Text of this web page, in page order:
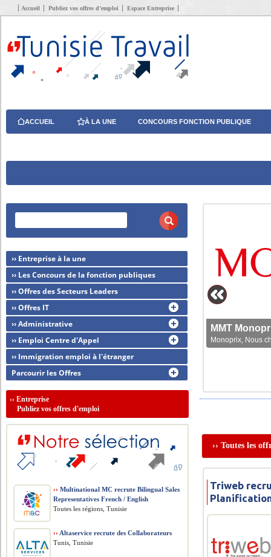
Accueil Publiez vos offres d’emploi Espace Entreprise
ACCUEIL À LA UNE CONCOURS FONCTION PUBLIQUE
MMT
Monoprix, Nous
›› Toutes les
Triweb
›› Entreprise à la une
›› Les Concours de la fonction publiques
›› Offres des Secteurs Leaders
›› Offres IT
›› Administrative
›› Emploi Centre d'Appel
›› Immigration emploi à l'étranger
Parcourir les Offres
››Entreprise
Publiez vos offres d'emploi
›› Multinational MC recrute Bilingual Sales
Representatives French / English
Toutes les régions, Tunisie
›› Altaservice recrute des Collaborateurs
Tunis, Tunisie